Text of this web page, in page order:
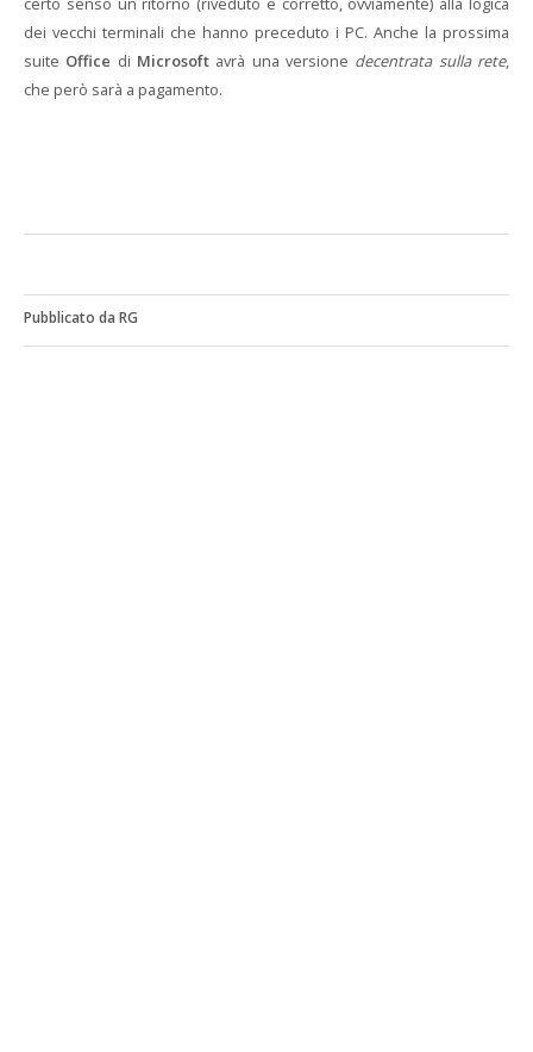
dei vecchi terminali che hanno preceduto i PC. Anche la prossima
suite Office di Microsoft avrà una versione decentrata sulla rete,
che però sarà a pagamento.
Pubblicato da RG